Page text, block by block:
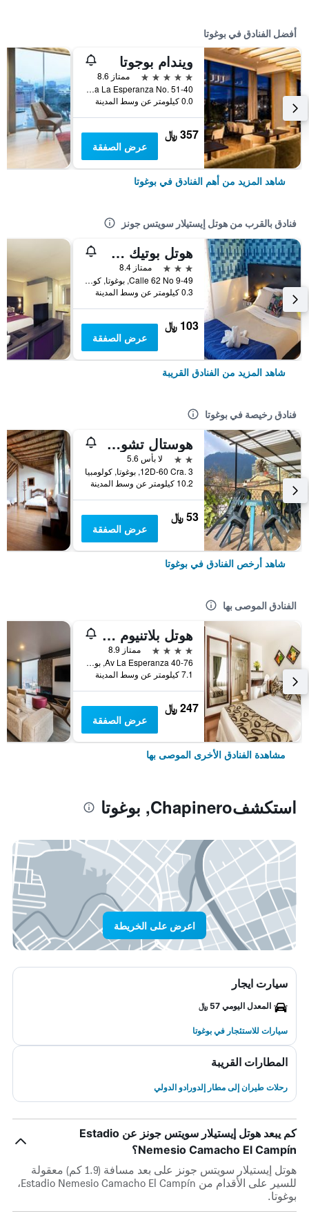
أفضل الفنادق في بوغوتا
ويندام بوجوتا
5 نجوم
ممتاز 8.6
Avenida La Esperanza No. 51-40, بوغوتا, كولومبيا
0.0 كيلومتر عن وسط المدينة
357 ﷼
عرض الصفقة
شاهد المزيد من أهم الفنادق في بوغوتا
فنادق بالقرب من هوتل إيستيلار سويتس جونز
هوتل بوتيك سان سيباستيان - كايترز تو جاي
3 نجوم
ممتاز 8.4
Calle 62 No 9-49, بوغوتا, كولومبيا
0.3 كيلومتر عن وسط المدينة
103 ﷼
عرض الصفقة
شاهد المزيد من الفنادق القريبة
فنادق رخيصة في بوغوتا
هوستال تشورو دي كويفيدو كانديلاريا
2 نجمتين
لا بأس 5.6
12D-60 Cra. 3, بوغوتا, كولومبيا
10.2 كيلومتر عن وسط المدينة
53 ﷼
عرض الصفقة
شاهد أرخص الفنادق في بوغوتا
الفنادق الموصى بها
هوتل بلاتنيوم سويت
4 نجوم
ممتاز 8.9
Av La Esperanza 40-76, بوغوتا, كولومبيا
7.1 كيلومتر عن وسط المدينة
247 ﷼
عرض الصفقة
مشاهدة الفنادق الأخرى الموصى بها
استكشفChapinero, بوغوتا
اعرض على الخريطة
سيارت ايجار
المعدل اليومي 57 ﷼
سيارات للاستئجار في بوغوتا
المطارات القريبة
رحلات طيران إلى مطار إلدورادو الدولي
كم يبعد هوتل إيستيلار سويتس جونز عن Estadio
Nemesio Camacho El Campín؟
هوتل إيستيلار سويتس جونز على بعد مسافة (1.9 كم) معقولة
للسير على الأقدام من Estadio Nemesio Camacho El Campín،
بوغوتا.